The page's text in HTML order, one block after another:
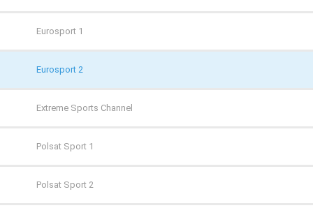
TVP Kultura 2
TVP Polonia
TVS
WP
ZOOM
CANAL+ Film
CANAL+ Premium
CANAL+ Seriale
Cinemax
Cinemax 2
Eurosport 1
Eurosport 2
Extreme Sports Channel
Polsat Sport 1
Polsat Sport 2